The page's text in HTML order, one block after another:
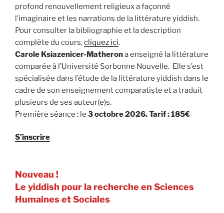
profond renouvellement religieux a façonné
l’imaginaire et les narrations de la littérature yiddish.
Pour consulter la bibliographie et la description
complète du cours,cliquez ici.
Carole Ksiazenicer-Matherona enseigné la littérature
comparée à l’Université Sorbonne Nouvelle. Elle s’est
spécialisée dans l’étude de la littérature yiddish dans le
cadre de son enseignement comparatiste et a traduit
plusieurs de ses auteur(e)s.
Première séance : le 3 octobre 2026. Tarif : 185€
S’inscrire
Nouveau !
Le yiddish pour la recherche en Sciences
Humaines et Sociales